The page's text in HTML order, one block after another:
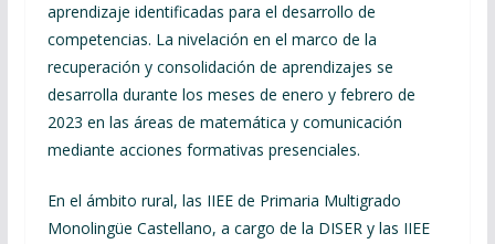
aprendizaje identificadas para el desarrollo de
competencias. La nivelación en el marco de la
recuperación y consolidación de aprendizajes se
desarrolla durante los meses de enero y febrero de
2023 en las áreas de matemática y comunicación
mediante acciones formativas presenciales.
En el ámbito rural, las IIEE de Primaria Multigrado
Monolingüe Castellano, a cargo de la DISER y las IIEE